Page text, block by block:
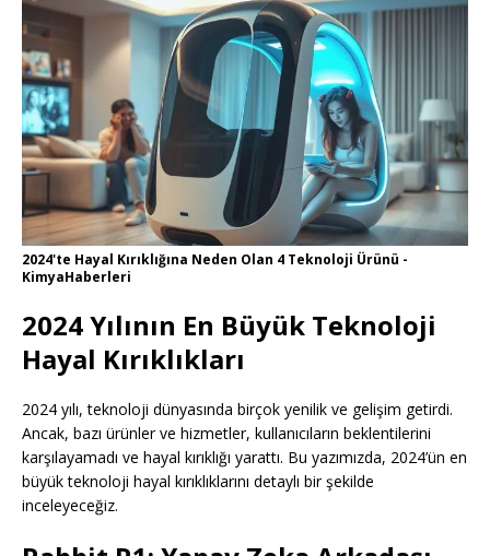
2024'te Hayal Kırıklığına Neden Olan 4 Teknoloji Ürünü -
KimyaHaberleri
2024 Yılının En Büyük Teknoloji
Hayal Kırıklıkları
2024 yılı, teknoloji dünyasında birçok yenilik ve gelişim getirdi.
Ancak, bazı ürünler ve hizmetler, kullanıcıların beklentilerini
karşılayamadı ve hayal kırıklığı yarattı. Bu yazımızda, 2024’ün en
büyük teknoloji hayal kırıklıklarını detaylı bir şekilde
inceleyeceğiz.